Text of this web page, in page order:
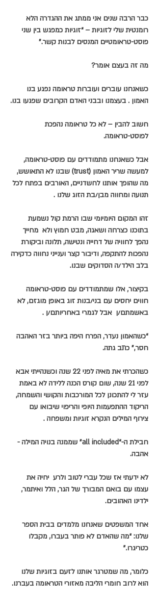
כבר הרבה שנים אני ממתג את ההגדרה הלא
רומנטית שלי לזוגיות – “זוגיות כמפגש בין שני
פוסט-טראומטיים המנסים לבנות קשר.”
מה זה בעצם אומר?
כשאנחנו עוברים ועוברות טראומה נפגע בנו
האמון . בעצמנו ובבני האדם הקרובים שפגעו בנו.
חשוב להבין – לא כל טראומה נהפכת
לפוסט-טראומה.
אבל כשאנחנו מתמודדים עם פוסט-טראומה,
למעשה שריר האמון (trust) שבנו לא התאושש,
מה שהופך אותנו לחשדניים, האורבים בפתח לכל
תנועה ומחווה מבן/בת הזוג שלנו .
זהו המקום היומיומי שבו הרמת קול נשמעת
בתוכנו כצרחה ושאגה, מבט חמוץ ולא  מחייך
נהפך לחוויה של דחייה ונטישה, תלונה וביקורת
נהפכות להתקפה, ודיבור קצר וענייני נחווה כדקירה
בלב הילד/ה הסדוקים שבנו.
בקיצור, אלו שמתמודדים עם פוסט-טראומה
חווים יחסים עם בני/בנות זוג באופן מוגזם, לא
באשמתם/ן  אבל לגמרי באחריותם/ן .
“כשהאמון נעדר, הפרח היפה ביותר בזר האהבה
חסר,” כתב גתה.
כשהכרתי את מאיה לפני 22 שנה וכשנהייתי אבא
לפני 21 שנה, שום קורס הכנה ללידה לא באמת
עזר לי להתכונן לכל המורכבות והקושי והשמחה,
הריקוד ההתפעמות היופי והריפוי שיבואו עם
צירוף המילים הנקרא זוגיות ומשפחה .
חבילת ה-“all included” שממנה בנויה המילה -
אהבה.
לא ידעתי אז שכל עברי לטוב ולרע  יחיה את
עצמו עם בואם המבורך של הגר, הלל ואיתמר,
ילדינו האהובים.
אחד המשפטים שאנחנו מלמדים בבית הספר
שלנו: “מה שהאדם לא פותר בעברו, מקבלו
כטריגרו.”
כלומר, מה שמטרגר אותנו לזעם בזוגיות שלנו
הוא לרוב חומרי הליבה מאזורי הטראומה בעברנו.